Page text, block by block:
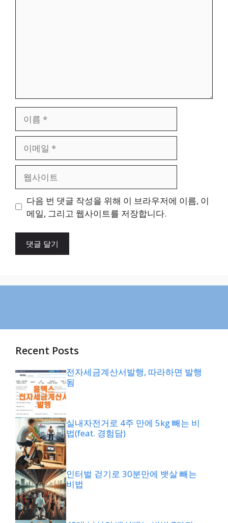
일
트
다음 번 댓글 작성을 위해 이 브라우저에 이름, 이
메일, 그리고 웹사이트를 저장합니다.
Recent Posts
전자세금계산서발행, 따라하면 발행
됨
실내자전거로 4주 만에 5kg 빼는 비
법(feat. 경험담)
인터벌 걷기로 30분만에 뱃살 빼는
비법